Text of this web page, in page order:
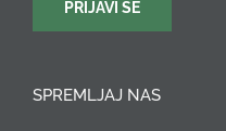
SPREMLJAJ NAS